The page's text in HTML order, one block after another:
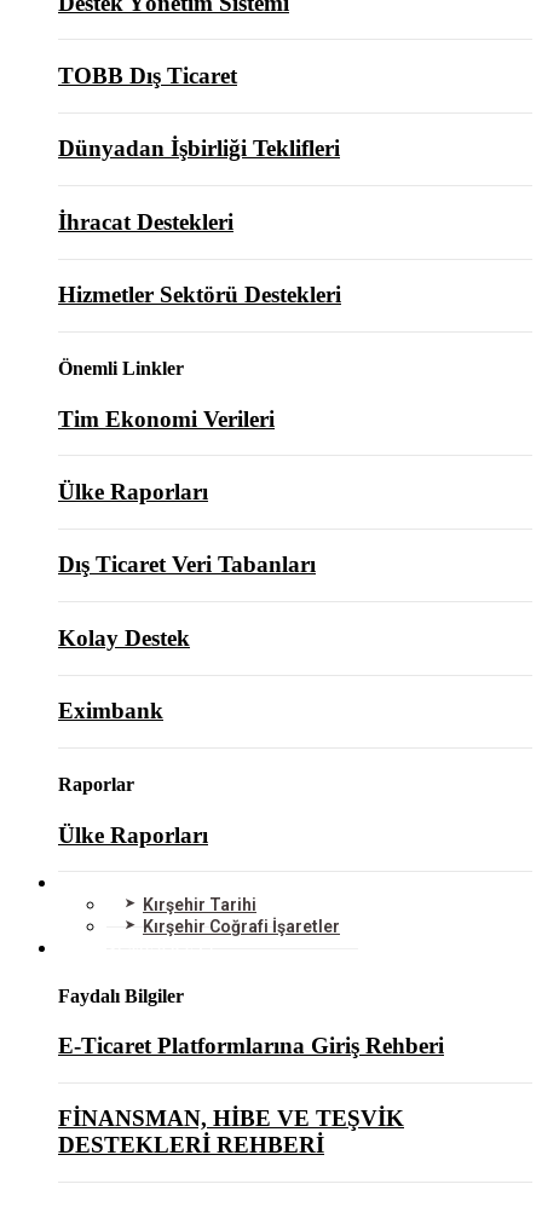
TOBB Dış Ticaret
Dünyadan İşbirliği Teklifleri
İhracat Destekleri
Hizmetler Sektörü Destekleri
Önemli Linkler
Tim Ekonomi Verileri
Ülke Raporları
Dış Ticaret Veri Tabanları
Kolay Destek
Eximbank
Raporlar
Ülke Raporları
Kırşehir Tarihi
Kırşehir Coğrafi İşaretler
Faydalı Bilgiler
E-Ticaret Platformlarına Giriş Rehberi
FİNANSMAN, HİBE VE TEŞVİK
DESTEKLERİ REHBERİ